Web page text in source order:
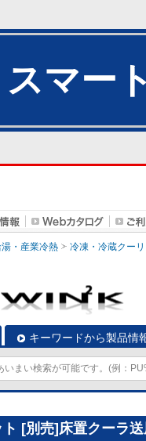
スマー
・産業冷熱 冷凍・冷蔵クー
キーワードから製品情
[別売]床置クーラ